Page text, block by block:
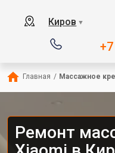
Киров ▼
Главная / Массажное
Ремонт